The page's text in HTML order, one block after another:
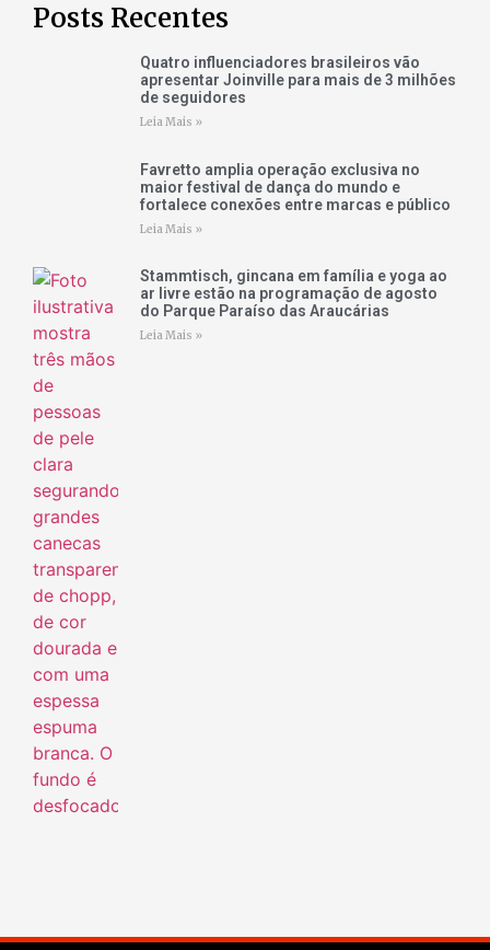
Posts Recentes
Quatro influenciadores brasileiros vão
apresentar Joinville para mais de 3 milhões
de seguidores
Leia Mais »
Favretto amplia operação exclusiva no
maior festival de dança do mundo e
fortalece conexões entre marcas e público
Leia Mais »
Stammtisch, gincana em família e yoga ao
ar livre estão na programação de agosto
do Parque Paraíso das Araucárias
Leia Mais »